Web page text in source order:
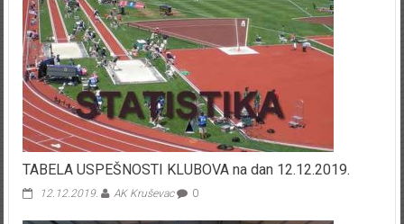
TABELA USPEŠNOSTI KLUBOVA na dan 12.12.2019.
12.12.2019. AK Kruševac 0